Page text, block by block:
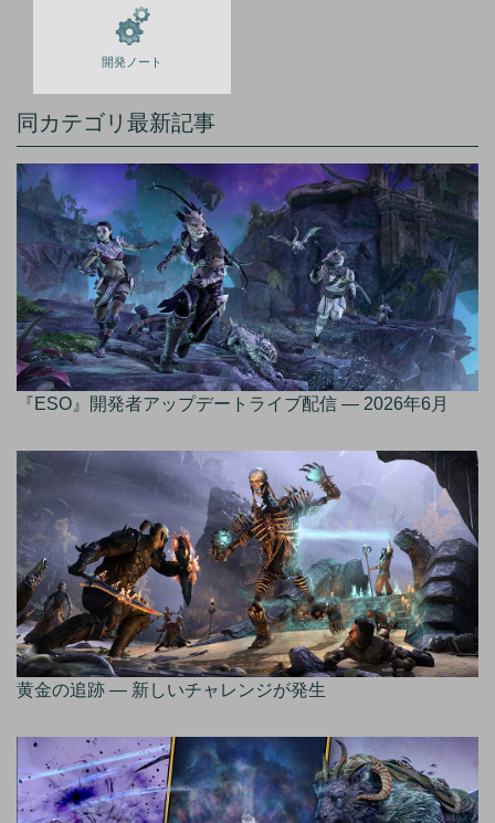
開発ノート
同カテゴリ最新記事
『ESO』開発者アップデートライブ配信 — 2026年6月
黄金の追跡 — 新しいチャレンジが発生